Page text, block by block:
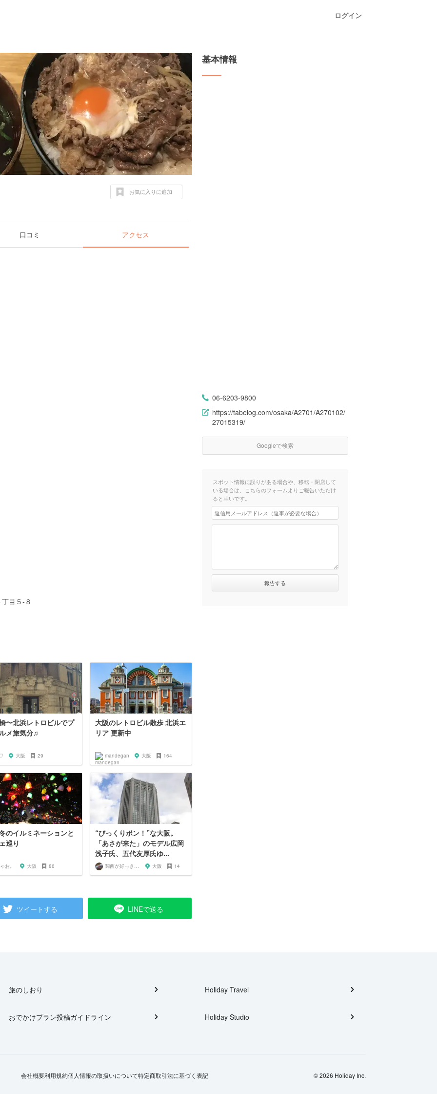
ログイン
お気に入りに追加
口コミ アクセス
目５-８
〜北浜レトロビルでプ
メ旅気分♫
大阪 29
大阪のレトロビル散歩 北浜エ
リア 更新中
mandegan 大阪 164
のイルミネーションと
巡り
お。 大阪 86
“びっくりポン！”な大阪。
「あさが来た」のモデル広岡
浅子氏、五代友厚氏ゆ...
関西が好っきゃねん 大阪 14
ツイートする LINEで送る
基本情報
06-6203-9800
https://tabelog.com/osaka/A2701/A270102/
27015319/
Googleで検索
スポット情報に誤りがある場合や、移転・閉店して
いる場合は、こちらのフォームよりご報告いただけ
ると幸いです。
旅のしおり
おでかけプラン投稿ガイドライン
Holiday Travel
Holiday Studio
会社概要利用規約個人情報の取扱いについて特定商取引法に基づく表記 © 2026 Holiday Inc.